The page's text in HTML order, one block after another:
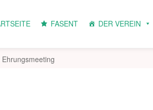
FASENT DER VEREIN
Ehrungsmeeting